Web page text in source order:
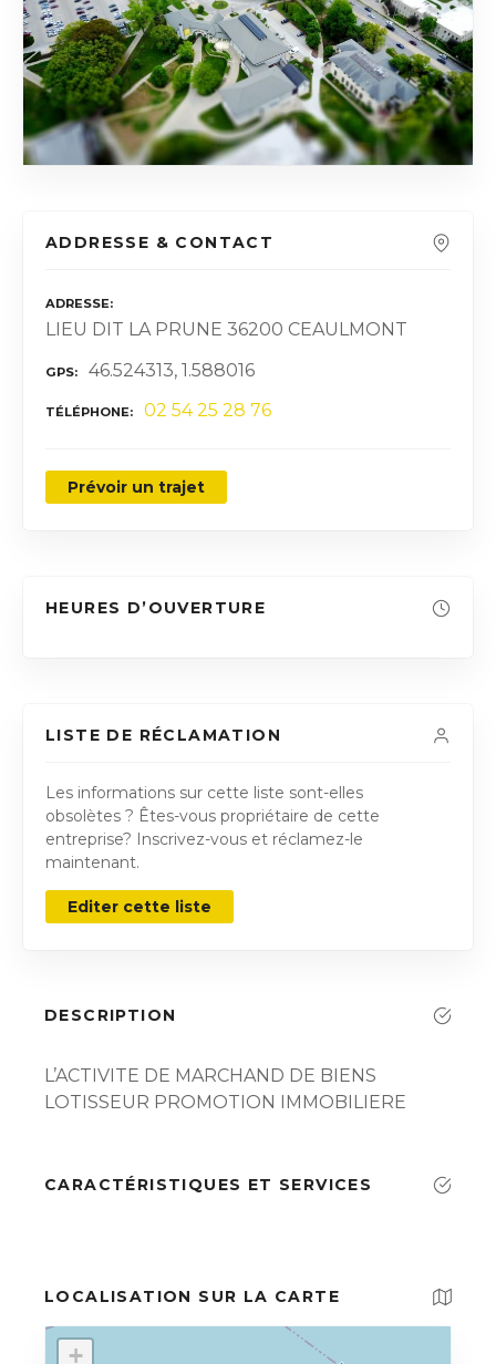
ADDRESSE & CONTACT
ADRESSE
LIEU DIT LA PRUNE 36200 CEAULMONT
GPS 46.524313, 1.588016
TÉLÉPHONE 02 54 25 28 76
Prévoir un trajet
HEURES D’OUVERTURE
LISTE DE RÉCLAMATION
Les informations sur cette liste sont-elles
obsolètes ? Êtes-vous propriétaire de cette
entreprise? Inscrivez-vous et réclamez-le
maintenant.
Editer cette liste
DESCRIPTION
L’ACTIVITE DE MARCHAND DE BIENS
LOTISSEUR PROMOTION IMMOBILIERE
CARACTÉRISTIQUES ET SERVICES
LOCALISATION SUR LA CARTE
+